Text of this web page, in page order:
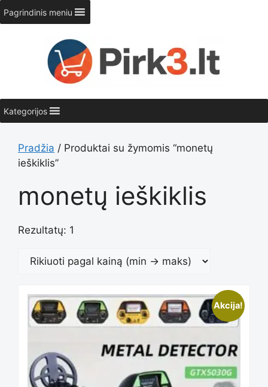
Pereiti
prie
turinio
Pagrindinis meniu
Kategorijos
Pradžia / Produktai su žymomis “monetų
ieškiklis”
monetų ieškiklis
Rezultatų: 1
Akcija!
This
product